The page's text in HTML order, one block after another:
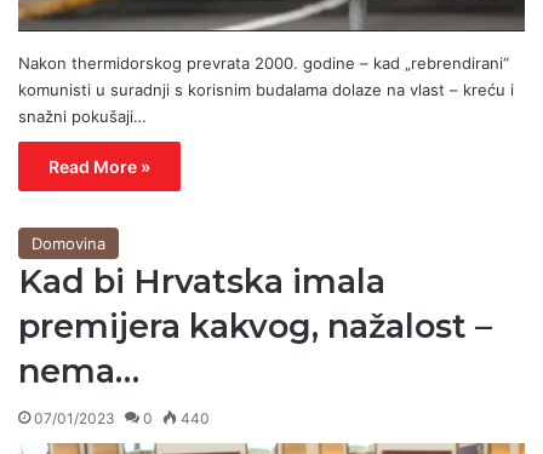
Nakon thermidorskog prevrata 2000. godine – kad „rebrendirani“
komunisti u suradnji s korisnim budalama dolaze na vlast – kreću i
snažni pokušaji…
Read More »
Domovina
Kad bi Hrvatska imala
premijera kakvog, nažalost –
nema…
07/01/2023 0 440